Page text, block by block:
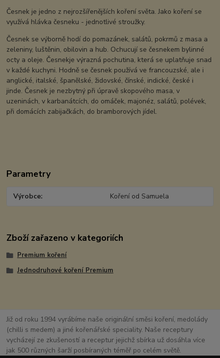
Česnek je jedno z nejrozšířenějších koření světa. Jako koření se
využívá hlávka česneku - jednotlivé stroužky.
Česnek se výborně hodí do pomazánek, salátů, pokrmů z masa a
zeleniny, luštěnin, obilovin a hub. Ochucují se česnekem bylinné
octy a oleje. Česnekje výrazná pochutina, která se uplatňuje snad
v každé kuchyni. Hodně se česnek používá ve francouzské, ale i
anglické, italské, španělské, židovské, čínské, indické, české i
jinde. Česnek je nezbytný při úpravě skopového masa, v
uzeninách, v karbanátcích, do omáček, majonéz, salátů, polévek,
při domácích zabijačkách, do bramborových jídel.
Parametry
Výrobce Koření od Samuela
Zboží zařazeno v kategoriích
Premium koření
Jednodruhové koření Premium
Již od roku 1994 vyrábíme naše originální směsi koření, medolády
(chilli s medem) a jiné kořenářské speciality. Naše receptury
vycházejí ze zkušeností a receptur jejichž sbírka už dosáhla více
jak 500 různých šarží posbíraných téměř po celém světě.